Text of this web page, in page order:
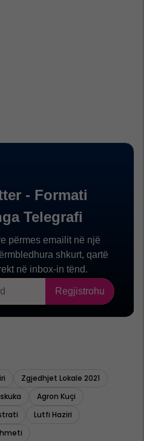
Zgjedhjet Lokale 2021
Agron Kuçi
Lutfi Haziri